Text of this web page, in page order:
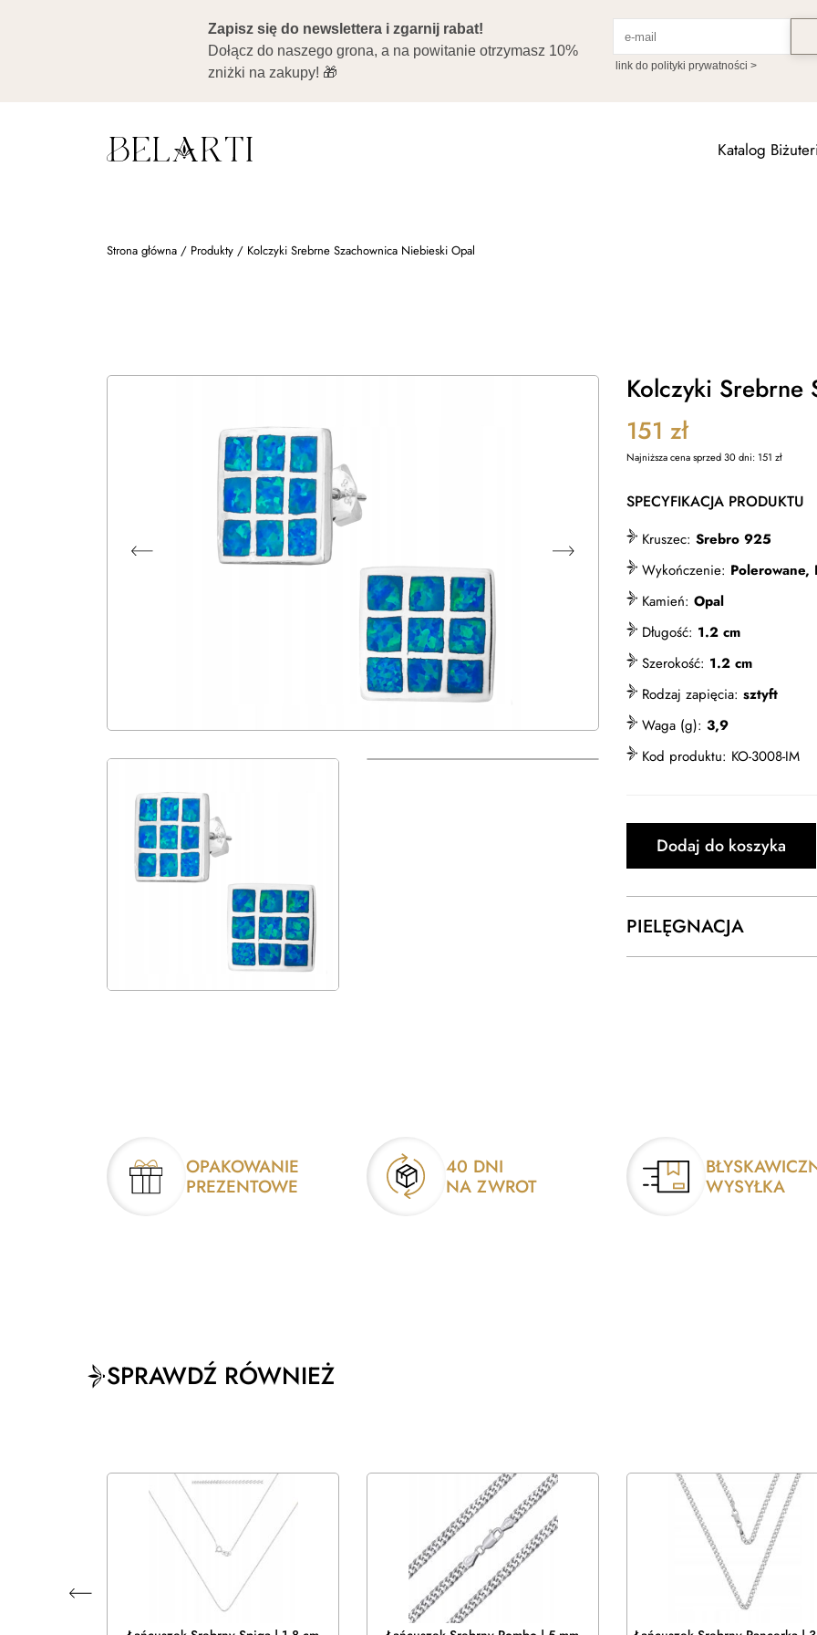
Katalog
Strona główna / Produkty / Kolczyki Srebrne Szachownica Niebieski Opal
Kolczyki Srebrne
151 zł
Najniższa cena sprzed 30 dni:151 zł
SPECYFIKACJA PRODUKTU
Kruszec: Srebro 925
Wykończenie: Polerowane,
Kamień: Opal
Długość: 1.2 cm
Szerokość: 1.2 cm
Rodzaj zapięcia: sztyft
Waga (g): 3,9
Kod produktu: KO-3008-IM
Dodaj do koszyka
PIELĘGNACJA
OPAKOWANIE
PREZENTOWE
40 DNI
NA ZWROT
WYSYŁKA
SPRAWDŹ RÓWNIEŻ